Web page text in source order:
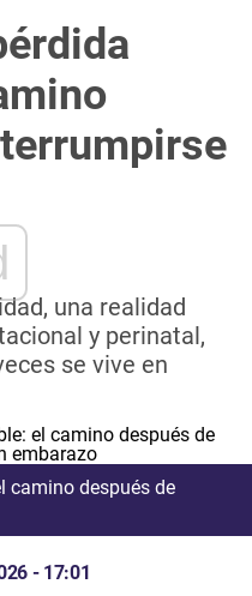
una realidad
y perinatal,
se vive en
camino después de
- 17:01